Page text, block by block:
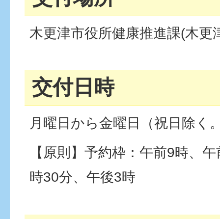
木更津市役所健康推進課(木更
交付日時
月曜日から金曜日（祝日除く
【原則】予約枠：午前9時、
時30分、午後3時